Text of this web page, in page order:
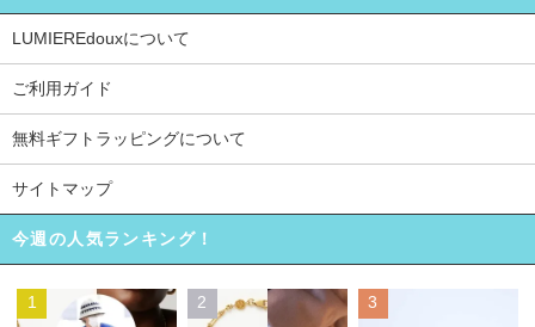
LUMIEREdouxについて
ご利用ガイド
無料ギフトラッピングについて
サイトマップ
今週の人気ランキング！
1 2 3